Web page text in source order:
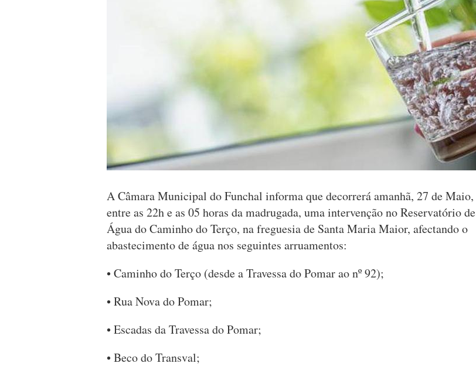
A Câmara Municipal do Funchal informa que decorrerá amanhã, 27 de Maio,
entre as 22h e as 05 horas da madrugada, uma intervenção no Reservatório de
Água do Caminho do Terço, na freguesia de Santa Maria Maior, afectando o
abastecimento de água nos seguintes arruamentos:
• Caminho do Terço (desde a Travessa do Pomar ao nº 92);
• Rua Nova do Pomar;
• Escadas da Travessa do Pomar;
• Beco do Transval;